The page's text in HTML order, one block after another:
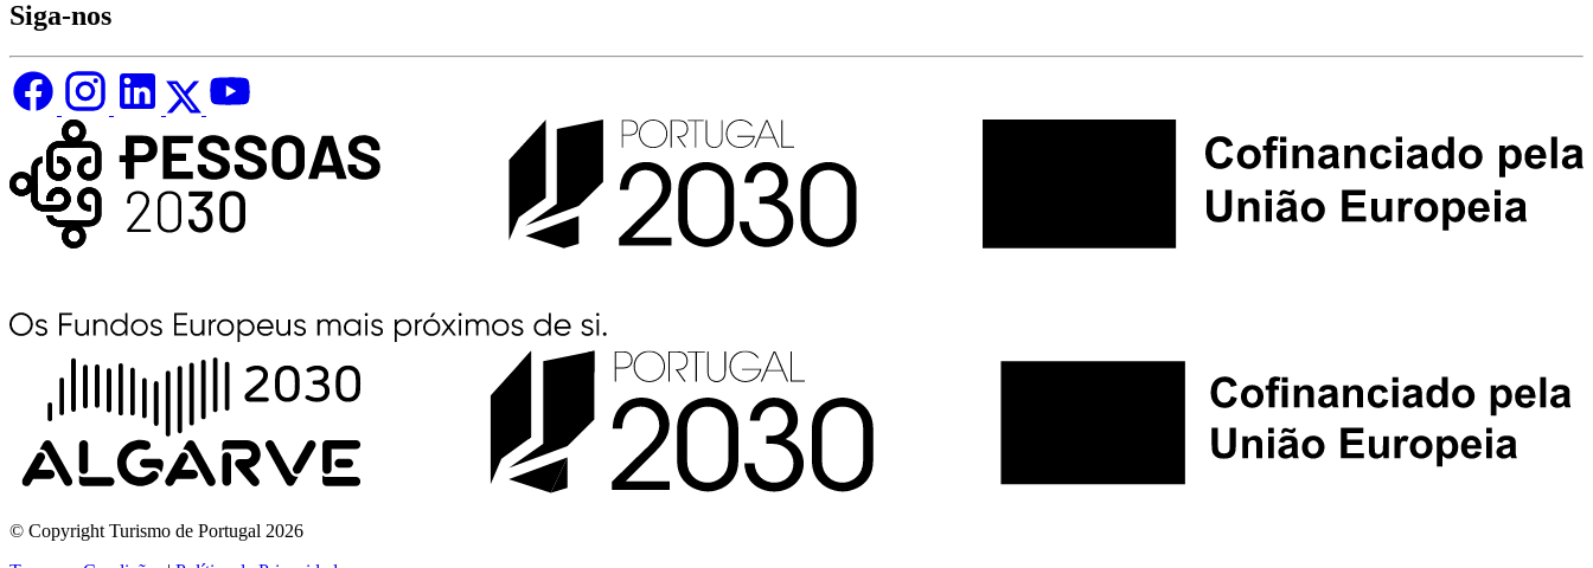
Siga-nos
© Copyright Turismo de Portugal 2026